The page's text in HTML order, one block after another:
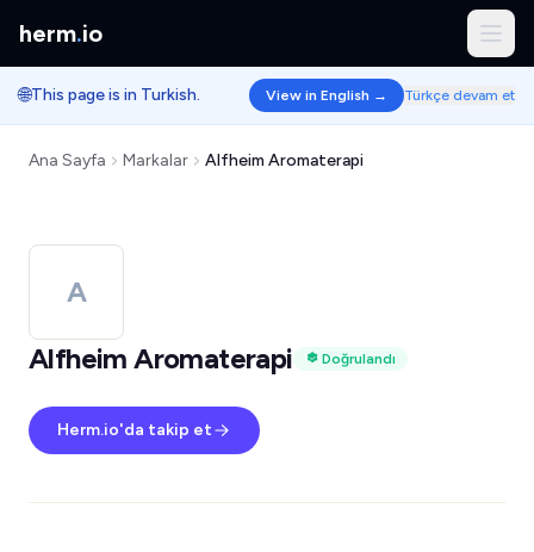
herm.io
🌐This page is in Turkish. View in English → Türkçe devam et
Ana Sayfa Markalar Alfheim Aromaterapi
A
Alfheim Aromaterapi
Doğrulandı
Herm.io'da takip et